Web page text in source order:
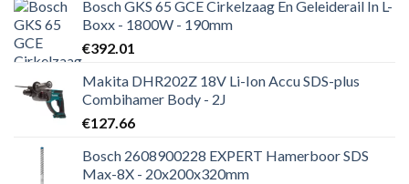
Bosch GKS 65 GCE Cirkelzaag En Geleiderail In L-
Boxx - 1800W - 190mm
€392.01
Makita DHR202Z 18V Li-Ion Accu SDS-plus
Combihamer Body - 2J
€127.66
Bosch 2608900228 EXPERT Hamerboor SDS
Max-8X - 20x200x320mm